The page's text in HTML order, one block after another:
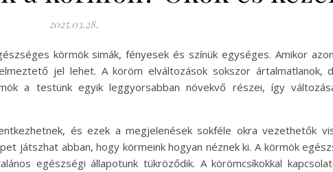
2025.03.28.
körmök simák, fényesek és színük egységes. Amikor
jel lehet. A köröm elváltozások sokszor ártalmatlanok,
a testünk egyik leggyorsabban növekvő részei, így
és ezek a megjelenések sokféle okra vezethetők
játszhat abban, hogy körmeink hogyan néznek ki. A körmök
egészségi állapotunk tükröződik. A körömcsíkokkal